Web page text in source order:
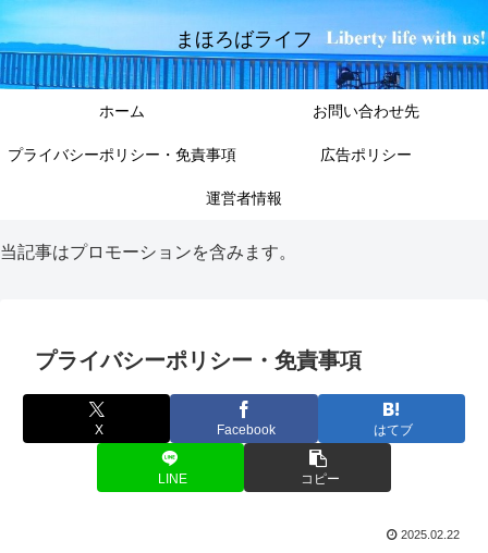
まほろばライフ
ホーム お問い合わせ先
プライバシーポリシー・免責事項 広告ポリシー
運営者情報
当記事はプロモーションを含みます。
プライバシーポリシー・免責事項
X Facebook はてブ
LINE コピー
2025.02.22